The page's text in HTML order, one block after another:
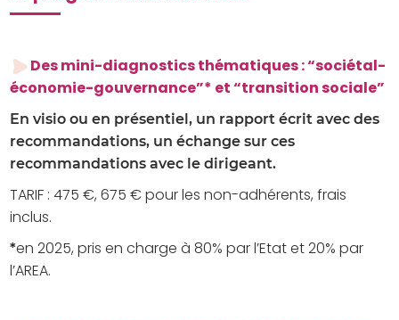
Des mini-diagnostics thématiques :“sociétal-
économie-gouvernance”* et “transition sociale”
En visio ou en présentiel, un rapport écrit avec des
recommandations, un échange sur ces
recommandations avec le dirigeant.
TARIF : 475 €, 675 € pour les non-adhérents, frais
inclus.
*en 2025, pris en charge à 80% par l’Etat et 20% par
l’AREA.